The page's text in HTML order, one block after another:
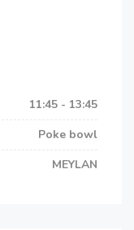
11:45 - 13:45
Poke bowl
MEYLAN